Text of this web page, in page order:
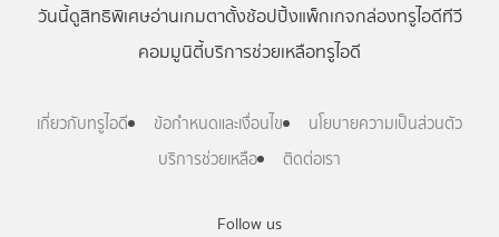
Follow us
วันนี้ดูสิทธิพิเศษอ่านเกมตาตั้งช้อปปิ้งแพ็กเกจกล่องทรูไอดีทีวี
คอมมูนิตี้บริการช่วยเหลือทรูไอดี
เกี่ยวกับทรูไอดี ข้อกำหนดและเงื่อนไข
นโยบายความเป็นส่วนตัว
บริการช่วยเหลือ
ติดต่อเรา